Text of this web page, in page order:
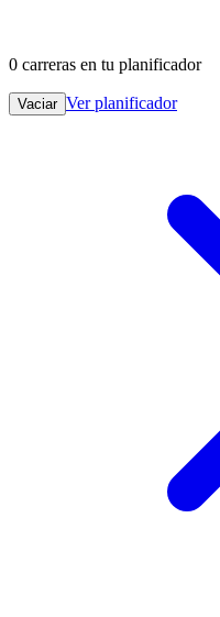
0 carreras en tu planificador
Vaciar Ver planificador